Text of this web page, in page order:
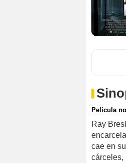
Pelicula
Ray
cae en
cárceles,